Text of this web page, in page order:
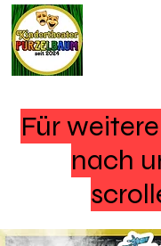
Für
nach